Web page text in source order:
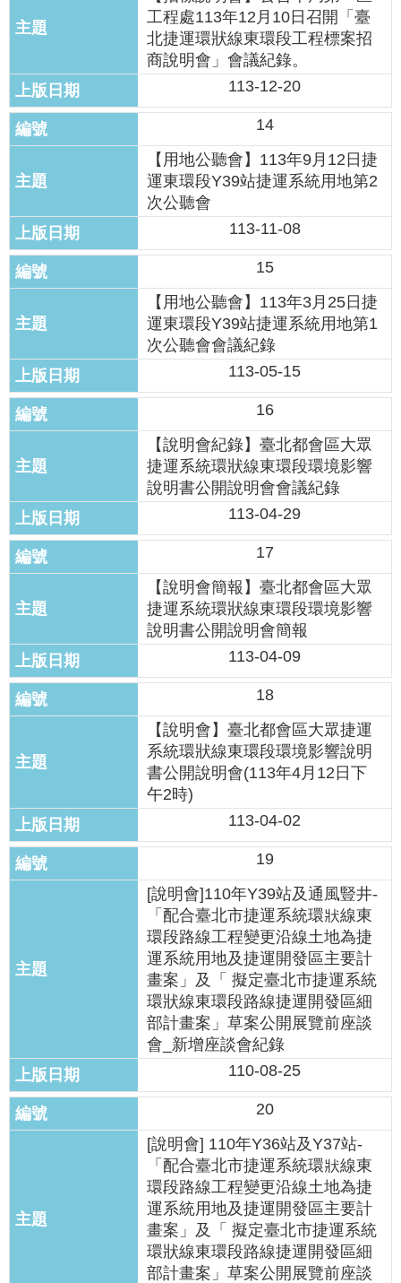
我
陳
情
系
關
連
結
北
政
府
工程處113年12月10日召開「臺
北捷運環狀線東環段工程標案招
商說明會」會議紀錄。
113-12-20
14
【用地公聽會】113年9月12日捷
運東環段Y39站捷運系統用地第2
次公聽會
113-11-08
15
【用地公聽會】113年3月25日捷
運東環段Y39站捷運系統用地第1
次公聽會會議紀錄
113-05-15
16
【說明會紀錄】臺北都會區大眾
捷運系統環狀線東環段環境影響
說明書公開說明會會議紀錄
113-04-29
17
【說明會簡報】臺北都會區大眾
捷運系統環狀線東環段環境影響
說明書公開說明會簡報
113-04-09
18
【說明會】臺北都會區大眾捷運
系統環狀線東環段環境影響說明
書公開說明會(113年4月12日下
午2時)
113-04-02
19
[說明會]110年Y39站及通風豎井-
「配合臺北市捷運系統環狀線東
環段路線工程變更沿線土地為捷
運系統用地及捷運開發區主要計
畫案」及「 擬定臺北市捷運系統
環狀線東環段路線捷運開發區細
部計畫案」草案公開展覽前座談
會_新增座談會紀錄
110-08-25
20
[說明會] 110年Y36站及Y37站-
「配合臺北市捷運系統環狀線東
環段路線工程變更沿線土地為捷
運系統用地及捷運開發區主要計
畫案」及「 擬定臺北市捷運系統
環狀線東環段路線捷運開發區細
部計畫案」草案公開展覽前座談